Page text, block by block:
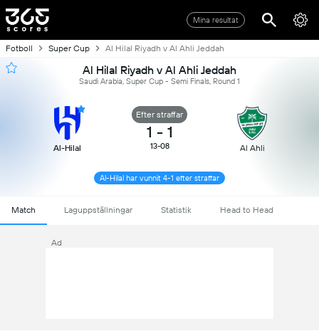
Mina resultat
Fotboll Super Cup Al Hilal Riyadh v Al Ahli Jeddah
Al Hilal Riyadh v Al Ahli Jeddah
Saudi Arabia, Super Cup - Semi Finals, Round 1
Al-Hilal
Efter straffar
1 - 1
13-08 Al Ahli
Al-Hilal har vunnit 4-1 efter straffar
Match Laguppställningar Statistik Head to Head
Ad